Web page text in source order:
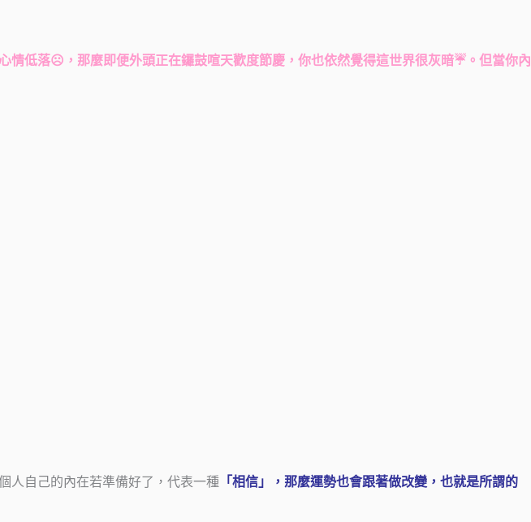
情低落☹️，那麼即便外頭正在鑼鼓喧天歡度節慶，你也依然覺得這世界很灰暗☔。但當你內
人自己的內在若準備好了，代表一種 「相信」，那麼運勢也會跟著做改變，也就是所謂的